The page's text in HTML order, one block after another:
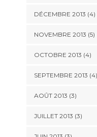
DÉCEMBRE 2013 (4)
NOVEMBRE 2013 (5)
OCTOBRE 2013 (4)
SEPTEMBRE 2013 (4)
AOÛT 2013 (3)
JUILLET 2013 (3)